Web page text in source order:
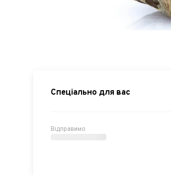
Спеціально для вас
Відправимо